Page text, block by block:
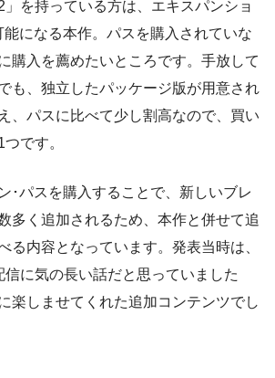
を持っている方は、エキスパンショ
能になる本作。パスを購入されていな
購入を薦めたいところです。手放して
も、独立したパッケージ版が用意され
、パスに比べて少し割高なので、買い
です。
･パスを購入することで、新しいブレ
多く追加されるため、本作と併せて追
る内容となっています。発表当時は、
信に気の長い話だと思っていました
楽しませてくれた追加コンテンツでし